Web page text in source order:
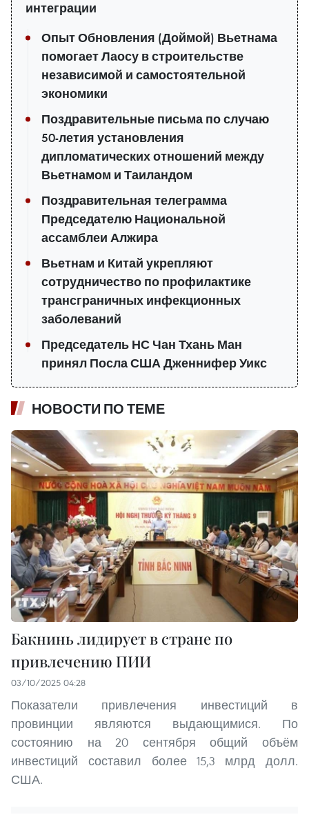
интеграции
Опыт Обновления (Доймой) Вьетнама
помогает Лаосу в строительстве
независимой и самостоятельной
экономики
Поздравительные письма по случаю
50-летия установления
дипломатических отношений между
Вьетнамом и Таиландом
Поздравительная телеграмма
Председателю Национальной
ассамблеи Алжира
Вьетнам и Китай укрепляют
сотрудничество по профилактике
трансграничных инфекционных
заболеваний
Председатель НС Чан Тхань Ман
принял Посла США Дженнифер Уикс
НОВОСТИ ПО ТЕМЕ
Бакнинь лидирует в стране по
привлечению ПИИ
03/10/2025 04:28
Показатели привлечения инвестиций в
провинции являются выдающимися. По
состоянию на 20 сентября общий объём
инвестиций составил более 15,3 млрд долл.
США.